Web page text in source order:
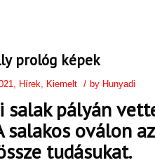
prológ képek
, Hírek, Kiemelt / by Hunyadi
salak pályán
salakos oválon
tudásukat.